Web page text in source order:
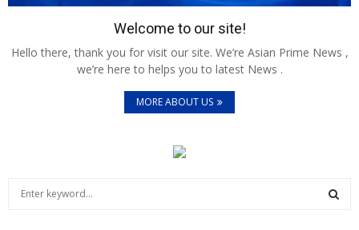
Welcome to our site!
Hello there, thank you for visit our site. We’re Asian Prime News ,
we’re here to helps you to latest News .
MORE ABOUT US